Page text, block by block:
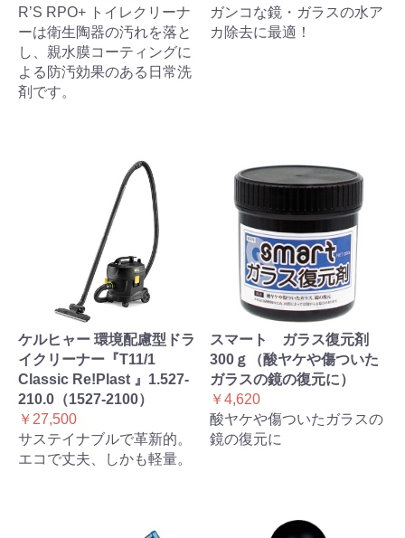
R’S RPO+ トイレクリーナ
ーは衛生陶器の汚れを落と
し、親水膜コーティングに
よる防汚効果のある日常洗
剤です。
ガンコな鏡・ガラスの水ア
カ除去に最適！
ケルヒャー 環境配慮型ドラ
イクリーナー『T11/1
Classic Re!Plast 』1.527-
210.0（1527-2100）
￥27,500
サステイナブルで革新的。
エコで丈夫、しかも軽量。
スマート ガラス復元剤
300ｇ（酸ヤケや傷ついた
ガラスの鏡の復元に）
￥4,620
酸ヤケや傷ついたガラスの
鏡の復元に